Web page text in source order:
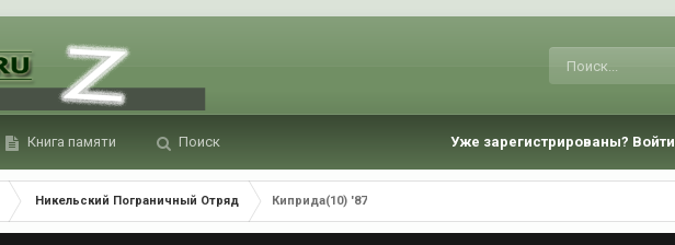
Книга памяти Поиск Уже зарегистрированы? Войти
Никельский Пограничный Отряд Киприда(10) '87